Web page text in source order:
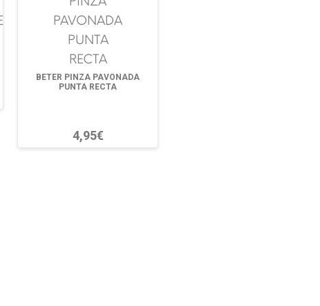
BETER PINZA PAVONADA
PUNTA RECTA
4,95€